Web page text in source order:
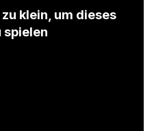
klein, um dieses
spielen